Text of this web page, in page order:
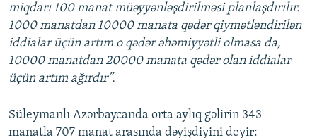
miqdarı 100 manat müəyyənləşdirilməsi planlaşdırılır.
1000 manatdan 10000 manata qədər qiymətləndirilən
iddialar üçün artım o qədər əhəmiyyətli olmasa da,
10000 manatdan 20000 manata qədər olan iddialar
üçün artım ağırdır”.
Süleymanlı Azərbaycanda orta aylıq gəlirin 343
manatla 707 manat arasında dəyişdiyini deyir: